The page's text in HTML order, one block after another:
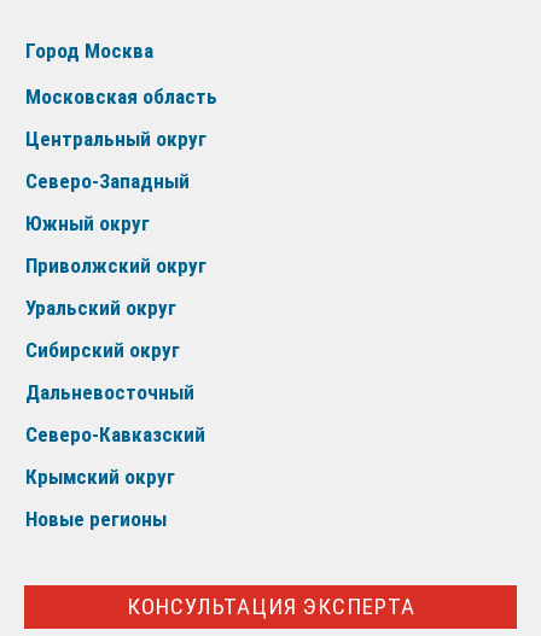
Город Москва
Московская область
Центральный округ
Северо-Западный
Южный округ
Приволжский округ
Уральский округ
Сибирский округ
Дальневосточный
Северо-Кавказский
Крымский округ
Новые регионы
КОНСУЛЬТАЦИЯ ЭКСПЕРТА